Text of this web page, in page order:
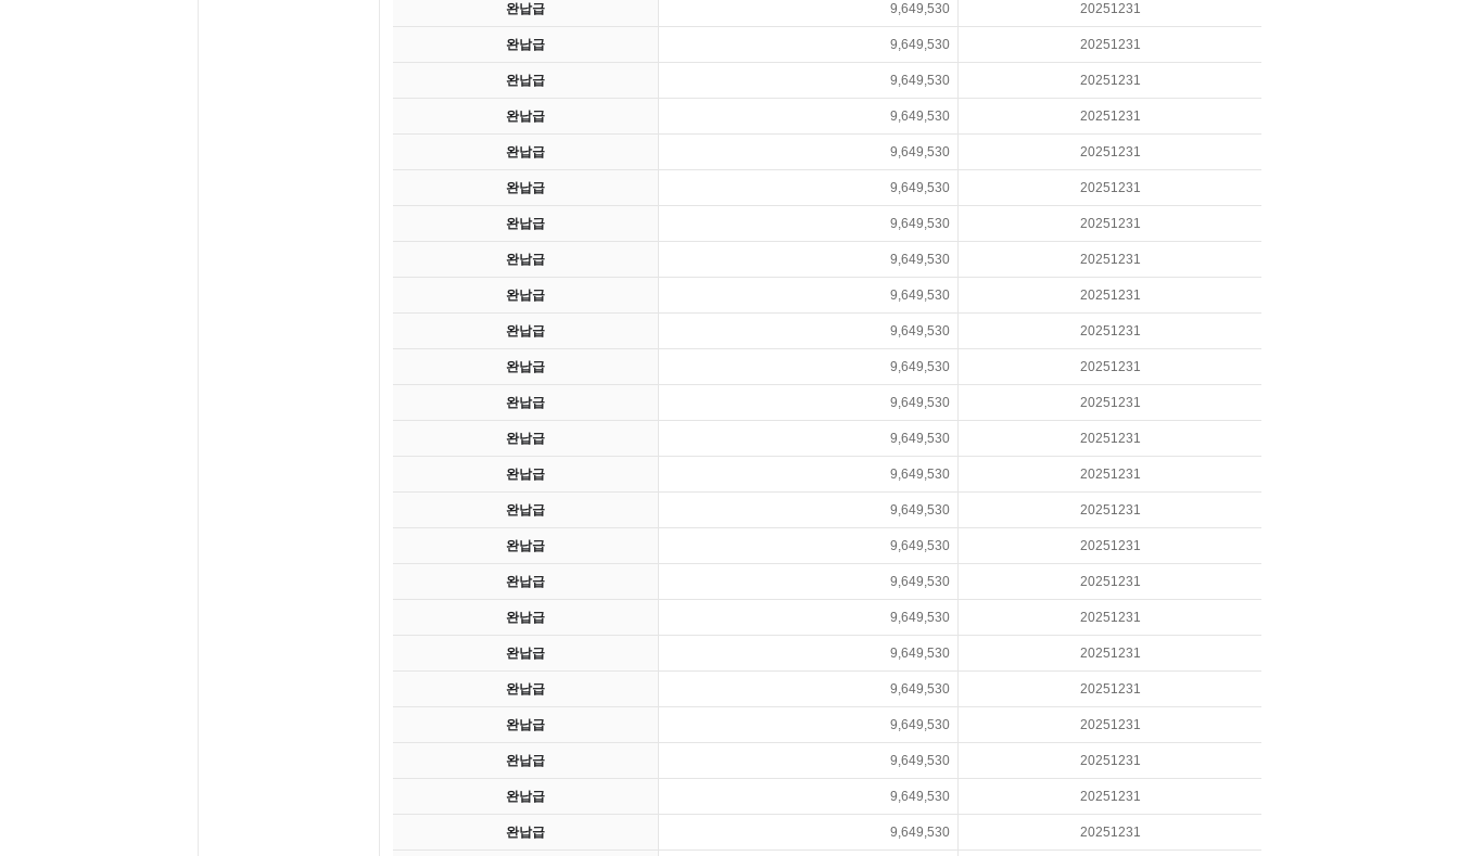
완납급 9,649,530 20251231
완납급 9,649,530 20251231
완납급 9,649,530 20251231
완납급 9,649,530 20251231
완납급 9,649,530 20251231
완납급 9,649,530 20251231
완납급 9,649,530 20251231
완납급 9,649,530 20251231
완납급 9,649,530 20251231
완납급 9,649,530 20251231
완납급 9,649,530 20251231
완납급 9,649,530 20251231
완납급 9,649,530 20251231
완납급 9,649,530 20251231
완납급 9,649,530 20251231
완납급 9,649,530 20251231
완납급 9,649,530 20251231
완납급 9,649,530 20251231
완납급 9,649,530 20251231
완납급 9,649,530 20251231
완납급 9,649,530 20251231
완납급 9,649,530 20251231
완납급 9,649,530 20251231
완납급 9,649,530 20251231